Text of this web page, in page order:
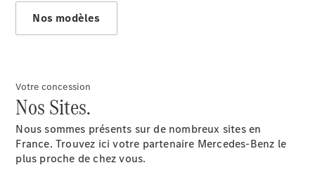
Services
d'entretien
Accessoires
d’origine
Nos modèles
Votre concession
Nos Sites.
Nous sommes présents sur de nombreux sites en
France. Trouvez ici votre partenaire Mercedes-Benz le
plus proche de chez vous.